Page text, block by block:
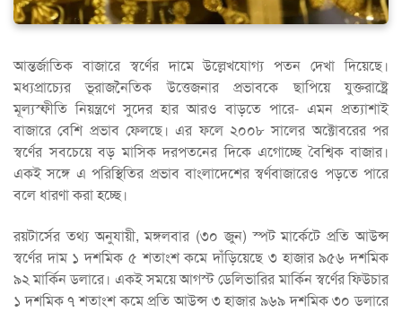
আন্তর্জাতিক বাজারে স্বর্ণের দামে উল্লেখযোগ্য পতন দেখা দিয়েছে।
মধ্যপ্রাচ্যের ভূরাজনৈতিক উত্তেজনার প্রভাবকে ছাপিয়ে যুক্তরাষ্ট্রে
মূল্যস্ফীতি নিয়ন্ত্রণে সুদের হার আরও বাড়তে পারে- এমন প্রত্যাশাই
বাজারে বেশি প্রভাব ফেলছে। এর ফলে ২০০৮ সালের অক্টোবরের পর
স্বর্ণের সবচেয়ে বড় মাসিক দরপতনের দিকে এগোচ্ছে বৈশ্বিক বাজার।
একই সঙ্গে এ পরিস্থিতির প্রভাব বাংলাদেশের স্বর্ণবাজারেও পড়তে পারে
বলে ধারণা করা হচ্ছে।
রয়টার্সের তথ্য অনুযায়ী, মঙ্গলবার (৩০ জুন) স্পট মার্কেটে প্রতি আউন্স
স্বর্ণের দাম ১ দশমিক ৫ শতাংশ কমে দাঁড়িয়েছে ৩ হাজার ৯৫৬ দশমিক
৯২ মার্কিন ডলারে। একই সময়ে আগস্ট ডেলিভারির মার্কিন স্বর্ণের ফিউচার
১ দশমিক ৭ শতাংশ কমে প্রতি আউন্স ৩ হাজার ৯৬৯ দশমিক ৩০ ডলারে